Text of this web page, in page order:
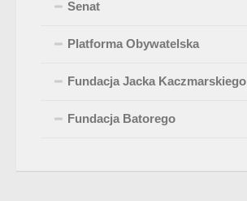
Senat
Platforma Obywatelska
Fundacja Jacka Kaczmarskiego
Fundacja Batorego